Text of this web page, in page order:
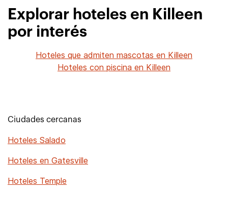
Explorar hoteles en Killeen
por interés
Hoteles que admiten mascotas en Killeen
Hoteles con piscina en Killeen
Ciudades cercanas
Hoteles Salado
Hoteles en Gatesville
Hoteles Temple